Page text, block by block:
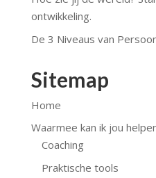
ontwikkeling.
De 3 Niveaus van
Sitemap
Home
Waarmee kan ik jou
Coaching
Praktische tools